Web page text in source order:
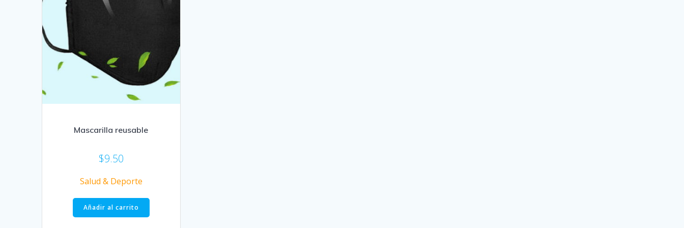
Mascarilla reusable
$9.50
Salud & Deporte
Añadir al carrito